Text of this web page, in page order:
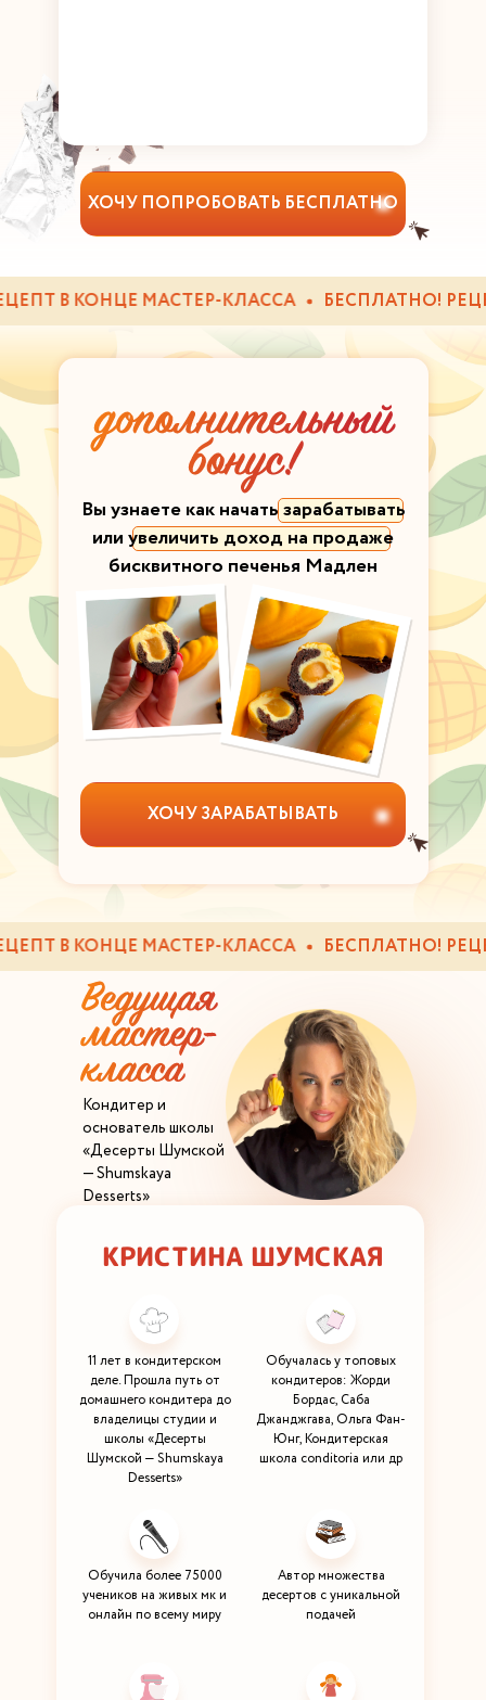
ХОЧУ ПОПРОБОВАТЬ БЕСПЛАТНО
В КОНЦЕ МАСТЕР-КЛАССА БЕСПЛАТНО!
ХОЧУ ЗАРАБАТЫВАТЬ
Вы узнаете как начать зарабатывать
или увеличить доход на продаже
бисквитного печенья Мадлен
В КОНЦЕ МАСТЕР-КЛАССА БЕСПЛАТНО!
11 лет в кондитерском
деле. Прошла путь от
домашнего кондитера до
владелицы студии и
школы «Десерты
Шумской — Shumskaya
Desserts»
КРИСТИНА ШУМСКАЯ
Обучила более 75000
учеников на живых мк и
онлайн по всему миру
Автор множества
десертов с уникальной
подачей
Кондитер и
основатель школы
«Десерты Шумской
— Shumskaya
Desserts»
Обучалась у топовых
кондитеров: Жорди
Бордас, Саба
Джанджгава, Ольга Фан-
Юнг, Кондитерская
школа conditoria или др